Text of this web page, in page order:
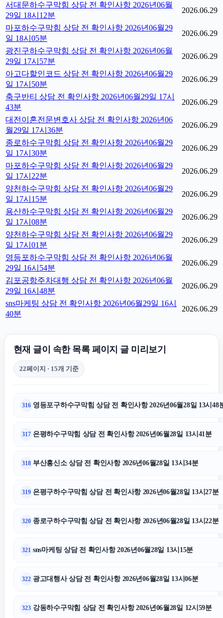
서대문하수구막힘 상담 전 확인사항 2026년06월
29일 18시12분
2026.06.29
마포하수구막힘 상담 전 확인사항 2026년06월29
일 18시05분
2026.06.29
광진구하수구막힘 상담 전 확인사항 2026년06월
29일 17시57분
2026.06.29
아고다할인코드 상담 전 확인사항 2026년06월29
일 17시50분
2026.06.29
축구반티 상담 전 확인사항 2026년06월29일 17시
43분
2026.06.29
대전이혼전문변호사 상담 전 확인사항 2026년06
월29일 17시36분
2026.06.29
종로하수구막힘 상담 전 확인사항 2026년06월29
일 17시30분
2026.06.29
마포하수구막힘 상담 전 확인사항 2026년06월29
일 17시22분
2026.06.29
양천하수구막힘 상담 전 확인사항 2026년06월29
일 17시15분
2026.06.29
용산하수구막힘 상담 전 확인사항 2026년06월29
일 17시08분
2026.06.29
양천하수구막힘 상담 전 확인사항 2026년06월29
일 17시01분
2026.06.29
영등포하수구막힘 상담 전 확인사항 2026년06월
29일 16시54분
2026.06.29
김포공항주차대행 상담 전 확인사항 2026년06월
29일 16시48분
2026.06.29
sns마케팅 상담 전 확인사항 2026년06월29일 16시
40분
2026.06.29
현재 글이 속한 목록 페이지 글 미리보기
22페이지 · 15개 기준
316 영등포구하수구막힘 상담 전 확인사항 2026년06월28일 13시48
317 은평하수구막힘 상담 전 확인사항 2026년06월28일 13시41분
318 부산흥신소 상담 전 확인사항 2026년06월28일 13시34분
319 은평구하수구막힘 상담 전 확인사항 2026년06월28일 13시27분
320 종로구하수구막힘 상담 전 확인사항 2026년06월28일 13시22분
321 sns마케팅 상담 전 확인사항 2026년06월28일 13시15분
322 광고대행사 상담 전 확인사항 2026년06월28일 13시06분
323 강동하수구막힘 상담 전 확인사항 2026년06월28일 12시59분